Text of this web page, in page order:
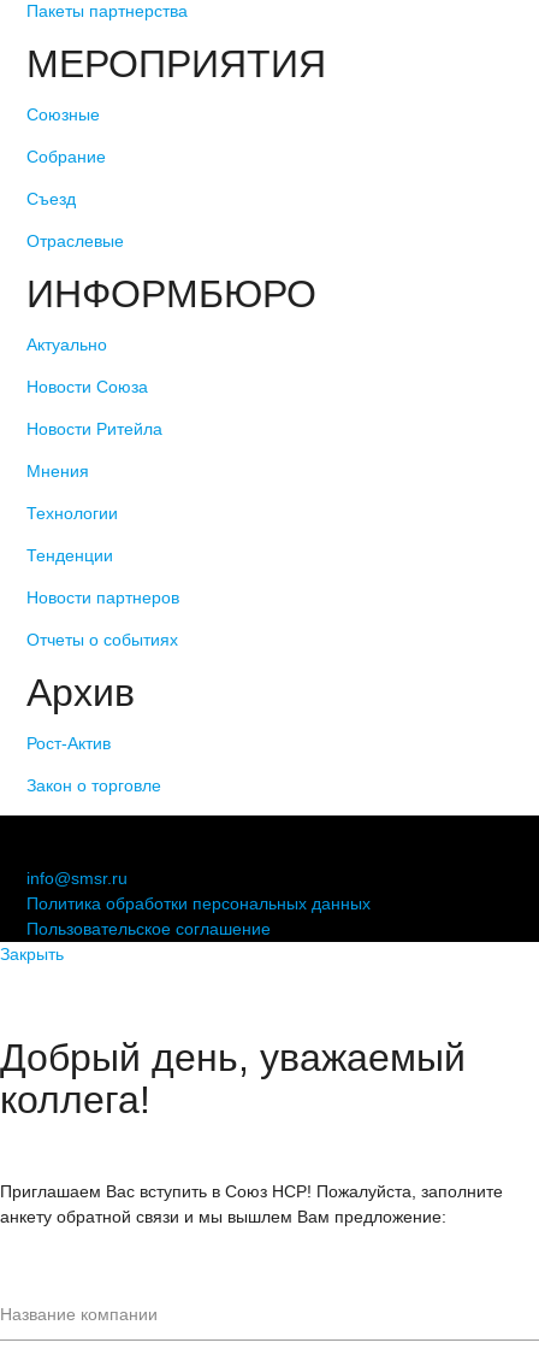
Пакеты партнерства
МЕРОПРИЯТИЯ
Союзные
Собрание
Съезд
Отраслевые
ИНФОРМБЮРО
Актуально
Новости Союза
Новости Ритейла
Мнения
Технологии
Тенденции
Новости партнеров
Отчеты о событиях
Архив
Рост-Актив
Закон о торговле
info@smsr.ru
Политика обработки персональных данных
Пользовательское соглашение
Закрыть
Добрый день, уважаемый
коллега!
Приглашаем Вас вступить в Союз НСР! Пожалуйста, заполните
анкету обратной связи и мы вышлем Вам предложение: